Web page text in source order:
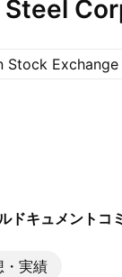
Steel
Stock Exchange
ドキュメント コ
・実績